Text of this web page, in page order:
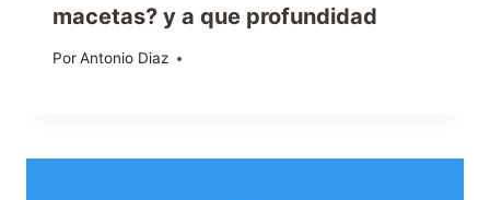
macetas? y a que profundidad
PorAntonio Diaz
03/05/2013